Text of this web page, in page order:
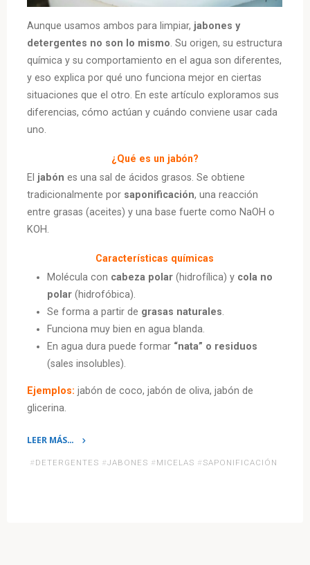
Aunque usamos ambos para limpiar, jabones y
detergentes no son lo mismo. Su origen, su estructura
química y su comportamiento en el agua son diferentes,
y eso explica por qué uno funciona mejor en ciertas
situaciones que el otro. En este artículo exploramos sus
diferencias, cómo actúan y cuándo conviene usar cada
uno.
¿Qué es un jabón?
El jabón es una sal de ácidos grasos. Se obtiene
tradicionalmente por saponificación, una reacción
entre grasas (aceites) y una base fuerte como NaOH o
KOH.
Características químicas
Molécula con cabeza polar (hidrofílica) y cola no
polar (hidrofóbica).
Se forma a partir de grasas naturales.
Funciona muy bien en agua blanda.
En agua dura puede formar “nata” o residuos
(sales insolubles).
Ejemplos: jabón de coco, jabón de oliva, jabón de
glicerina.
LEER MÁS…
# DETERGENTES #JABONES # MICELAS # SAPONIFICACIÓN